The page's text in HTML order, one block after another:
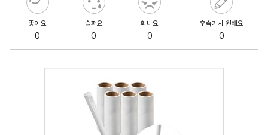
좋아요
0
슬퍼요
0
화나요
0
후속기사 원해요
0